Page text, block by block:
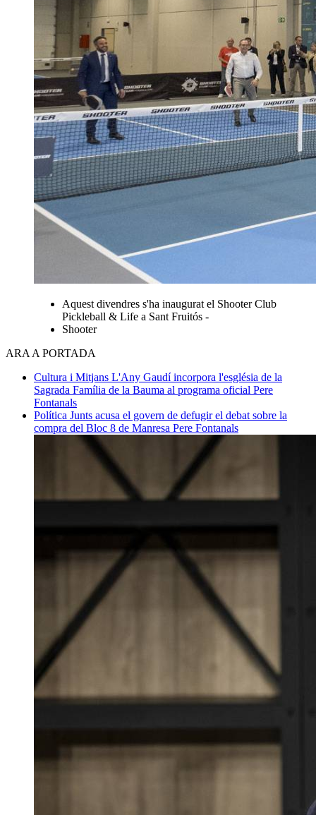
Aquest divendres s'ha inaugurat el Shooter Club
Pickleball & Life a Sant Fruitós -
Shooter
ARA A PORTADA
Cultura i Mitjans L'Any Gaudí incorpora l'església de la
Sagrada Família de la Bauma al programa oficial Pere
Fontanals
Política Junts acusa el govern de defugir el debat sobre la
compra del Bloc 8 de Manresa Pere Fontanals